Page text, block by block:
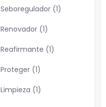
Seboregulador (1)
Renovador (1)
Reafirmante (1)
Proteger (1)
Limpieza (1)